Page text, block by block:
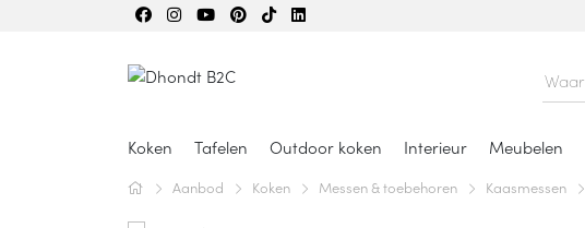
Koken Tafelen Outdoor koken Interieur Meubelen
Aanbod Koken Messen & toebehoren Kaasmessen